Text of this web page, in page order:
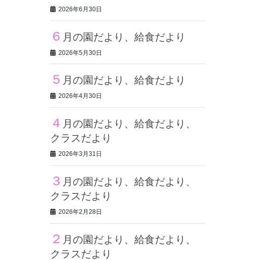
2026年6月30日
６ 月の園だより、給食だより
2026年5月30日
５ 月の園だより、給食だより
2026年4月30日
４ 月の園だより、給食だより、
クラスだより
2026年3月31日
３ 月の園だより、給食だより、
クラスだより
2026年2月28日
２ 月の園だより、給食だより、
クラスだより